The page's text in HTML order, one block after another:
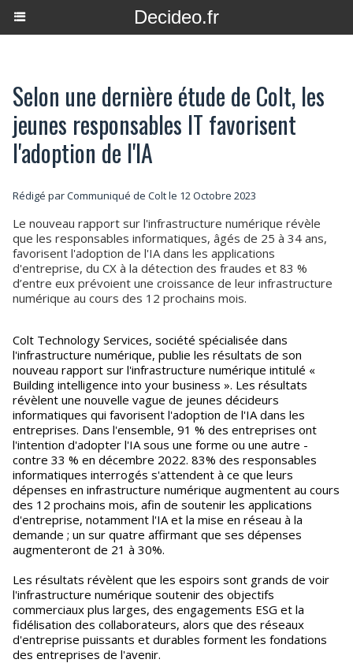
Decideo.fr
Selon une dernière étude de Colt, les
jeunes responsables IT favorisent
l'adoption de l'IA
Rédigé par Communiqué de Colt le 12 Octobre 2023
Le nouveau rapport sur l'infrastructure numérique révèle
que les responsables informatiques, âgés de 25 à 34 ans,
favorisent l'adoption de l'IA dans les applications
d'entreprise, du CX à la détection des fraudes et 83 %
d’entre eux prévoient une croissance de leur infrastructure
numérique au cours des 12 prochains mois.
Colt Technology Services, société spécialisée dans
l'infrastructure numérique, publie les résultats de son
nouveau rapport sur l'infrastructure numérique intitulé «
Building intelligence into your business ». Les résultats
révèlent une nouvelle vague de jeunes décideurs
informatiques qui favorisent l'adoption de l'IA dans les
entreprises. Dans l'ensemble, 91 % des entreprises ont
l'intention d'adopter l'IA sous une forme ou une autre -
contre 33 % en décembre 2022. 83% des responsables
informatiques interrogés s'attendent à ce que leurs
dépenses en infrastructure numérique augmentent au cours
des 12 prochains mois, afin de soutenir les applications
d'entreprise, notamment l'IA et la mise en réseau à la
demande ; un sur quatre affirmant que ses dépenses
augmenteront de 21 à 30%.
Les résultats révèlent que les espoirs sont grands de voir
l'infrastructure numérique soutenir des objectifs
commerciaux plus larges, des engagements ESG et la
fidélisation des collaborateurs, alors que des réseaux
d'entreprise puissants et durables forment les fondations
des entreprises de l'avenir.